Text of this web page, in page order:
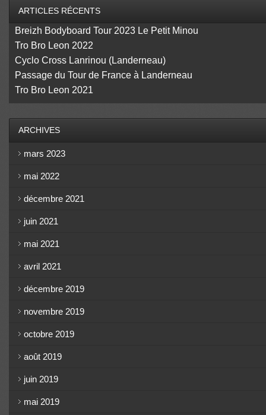
ARTICLES RÉCENTS
Breizh Bodyboard Tour 2023 Le Petit Minou
Tro Bro Leon 2022
Cyclo Cross Lanrinou (Landerneau)
Passage du Tour de France à Landerneau
Tro Bro Leon 2021
ARCHIVES
mars 2023
mai 2022
décembre 2021
juin 2021
mai 2021
avril 2021
décembre 2019
novembre 2019
octobre 2019
août 2019
juin 2019
mai 2019